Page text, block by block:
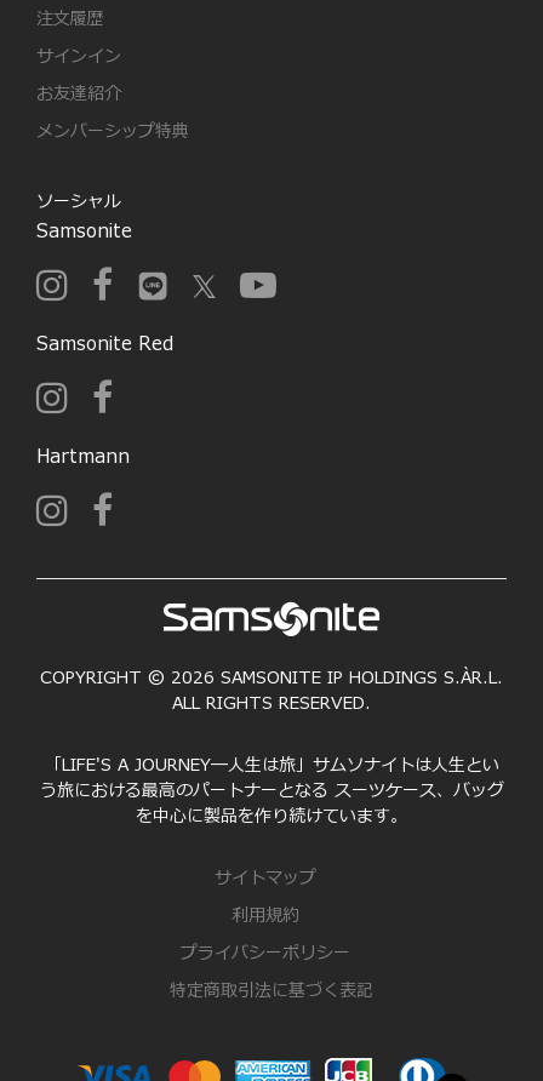
注文履歴
サインイン
お友達紹介
メンバーシップ特典
ソーシャル
Samsonite
Samsonite Red
Hartmann
COPYRIGHT © 2026 SAMSONITE IP HOLDINGS S.ÀR.L.
ALL RIGHTS RESERVED.
「LIFE'S A JOURNEY―人生は旅」サムソナイトは人生とい
う旅における最高のパートナーとなる スーツケース、バッグ
を中心に製品を作り続けています。
サイトマップ
利用規約
プライバシーポリシー
特定商取引法に基づく表記